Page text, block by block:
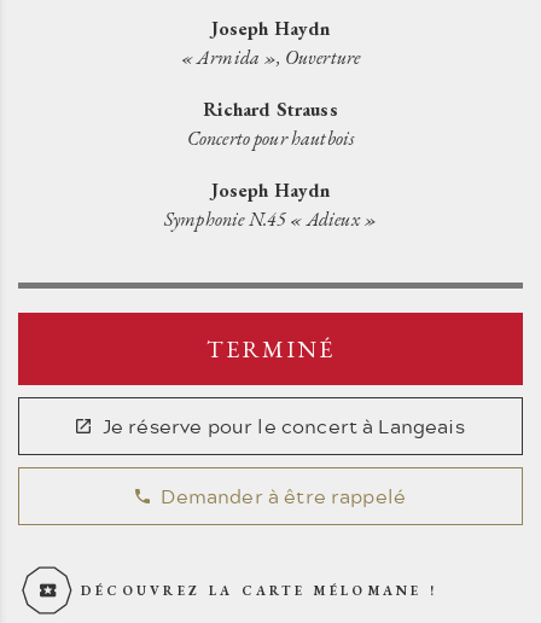
Joseph Haydn
« Armida », Ouverture
Richard Strauss
Concerto pour hautbois
Joseph Haydn
Symphonie N.45 « Adieux »
TERMINÉ
Je réserve pour le concert à Langeais
Demander à être rappelé
DÉCOUVREZ LA CARTE MÉLOMANE !